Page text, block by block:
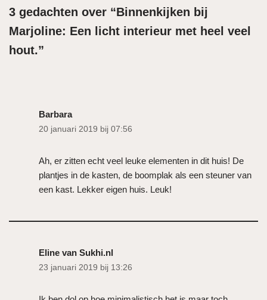
3 gedachten over “Binnenkijken bij
Marjoline: Een licht interieur met heel veel
hout.”
Barbara
20 januari 2019 bij 07:56
Ah, er zitten echt veel leuke elementen in dit huis! De
plantjes in de kasten, de boomplak als een steuner van
een kast. Lekker eigen huis. Leuk!
Eline van Sukhi.nl
23 januari 2019 bij 13:26